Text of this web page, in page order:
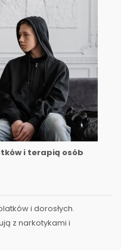
i terapią osób
i dorosłych.
z narkotykami i